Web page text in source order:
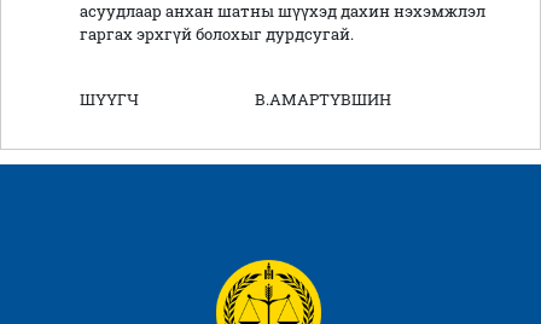
асуудлаар анхан шатны шүүхэд дахин нэхэмжлэл
гаргах эрхгүй болохыг дурдсугай.
ШҮҮГЧ В.АМАРТҮВШИН